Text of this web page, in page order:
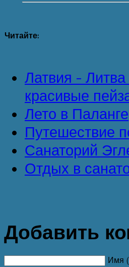
Читайте:
Латвия -
красивые
Лето в Паланге
Путешествие
Санаторий
Отдых в
Добавить
Имя